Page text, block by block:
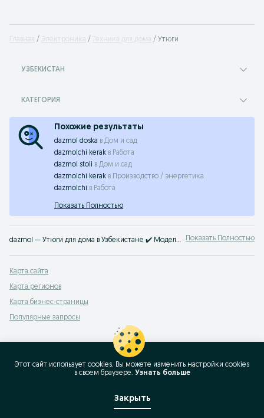
Главная Электроника Техника для дома Утюги
УЗБЕКИСТАН
КАТЕГОРИЯ
Похожие результаты
dazmol doska в Дом и сад
dazmolchi kerak в Работа
dazmol stoli в Дом и сад
dazmolchi kerak в
Производство / энергетика
dazmolchi в Работа
Показать Полностью
dazmol — Утюги для дома в Узбекистане ✔️ Модели с разными функциями и мощностью по выгодным ценам ☝ Найдите лучший вариант и выгодные предложения на OLX.uz Показать Полностью
Карта сайта
Карта регионов
Карта бизнес-страницы
Популярные запросы
Этот сайт использует cookies. Вы можете изменить настройки cookies
в своeм браузере. Узнать больше
Закрыть